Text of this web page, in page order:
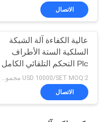
الاتصال
عالية الكفاءة آلة الشبكة
السلكية الستة الأطراف
Plc التحكم التلقائي الكامل
USD 10000/SET MOQ:2 مجموعات
الاتصال